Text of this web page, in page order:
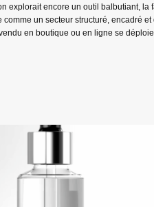
explorait encore un outil balbutiant, la
comme un secteur structuré, encadré
en boutique ou en ligne se